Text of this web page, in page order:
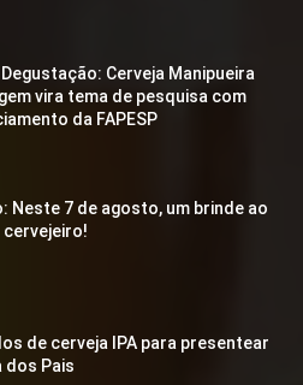
Degustação: Cerveja Manipueira
vira tema de pesquisa com
da FAPESP
Neste 7 de agosto, um brinde ao
cervejeiro!
de cerveja IPA para presentear
dos Pais